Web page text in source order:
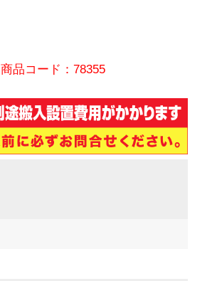
商品コード：78355